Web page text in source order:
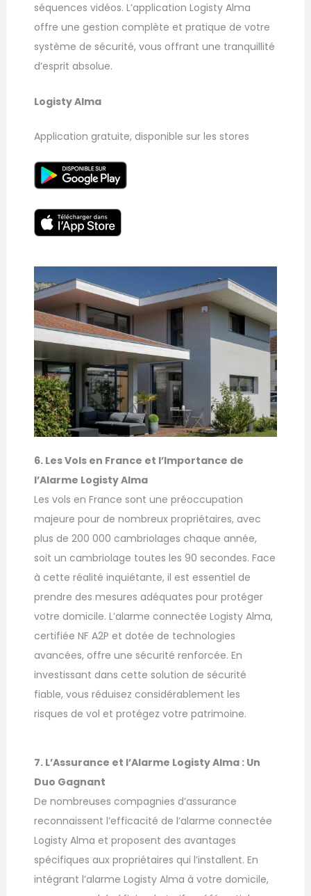
séquences vidéos. L’application Logisty Alma
offre une gestion complète et pratique de votre
système de sécurité, vous offrant une tranquillité
d’esprit absolue.
Logisty Alma
Application gratuite, disponible sur les stores
6. Les Vols en France et l’Importance de
l’Alarme Logisty Alma
Les vols en France sont une préoccupation
majeure pour de nombreux propriétaires, avec
plus de 200 000 cambriolages chaque année,
soit un cambriolage toutes les 90 secondes. Face
à cette réalité inquiétante, il est essentiel de
prendre des mesures adéquates pour protéger
votre domicile. L’alarme connectée Logisty Alma,
certifiée NF A2P et dotée de technologies
avancées, offre une sécurité renforcée. En
investissant dans cette solution de sécurité
fiable, vous réduisez considérablement les
risques de vol et protégez votre patrimoine.
7. L’Assurance et l’Alarme Logisty Alma : Un
Duo Gagnant
De nombreuses compagnies d’assurance
reconnaissent l’efficacité de l’alarme connectée
Logisty Alma et proposent des avantages
spécifiques aux propriétaires qui l’installent. En
intégrant l’alarme Logisty Alma à votre domicile,